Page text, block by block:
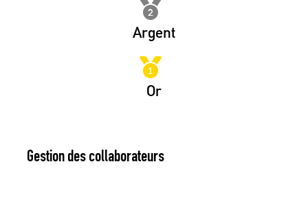
Argent
Or
Gestion des collaborateurs